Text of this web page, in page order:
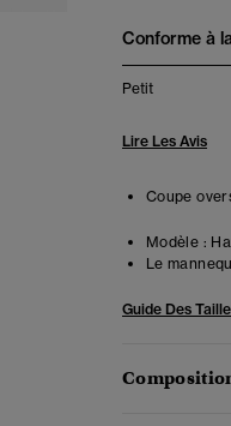
Conforme à
Petit
Lire Les Avis
Coupe
Modèle :
Le
Guide Des